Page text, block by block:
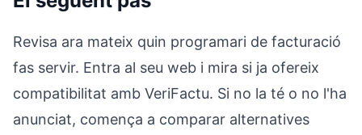
Revisa ara mateix quin programari de facturació
fas servir. Entra al seu web i mira si ja ofereix
compatibilitat amb VeriFactu. Si no la té o no l'ha
anunciat, comença a comparar alternatives